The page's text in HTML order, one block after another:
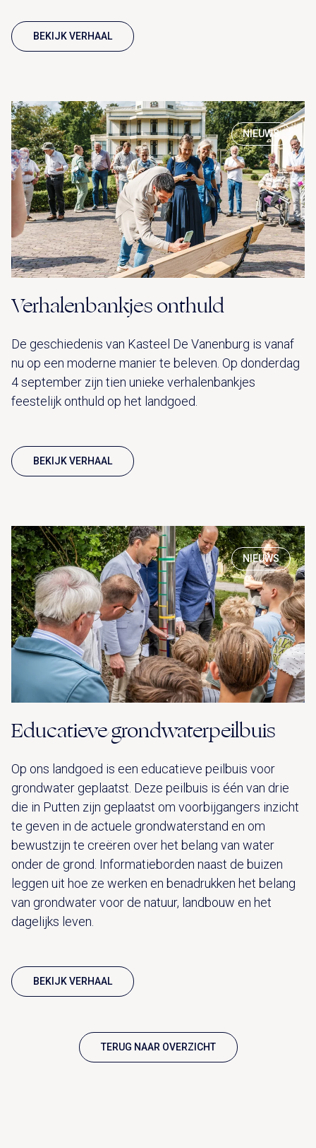
BEKIJK VERHAAL
NIEUWS
Verhalenbankjes onthuld
De geschiedenis van Kasteel De Vanenburg is vanaf
nu op een moderne manier te beleven. Op donderdag
4 september zijn tien unieke verhalenbankjes
feestelijk onthuld op het landgoed.
BEKIJK VERHAAL
NIEUWS
Educatieve grondwaterpeilbuis
Op ons landgoed is een educatieve peilbuis voor
grondwater geplaatst. Deze peilbuis is één van drie
die in Putten zijn geplaatst om voorbijgangers inzicht
te geven in de actuele grondwaterstand en om
bewustzijn te creëren over het belang van water
onder de grond. Informatieborden naast de buizen
leggen uit hoe ze werken en benadrukken het belang
van grondwater voor de natuur, landbouw en het
dagelijks leven.
BEKIJK VERHAAL
TERUG NAAR OVERZICHT